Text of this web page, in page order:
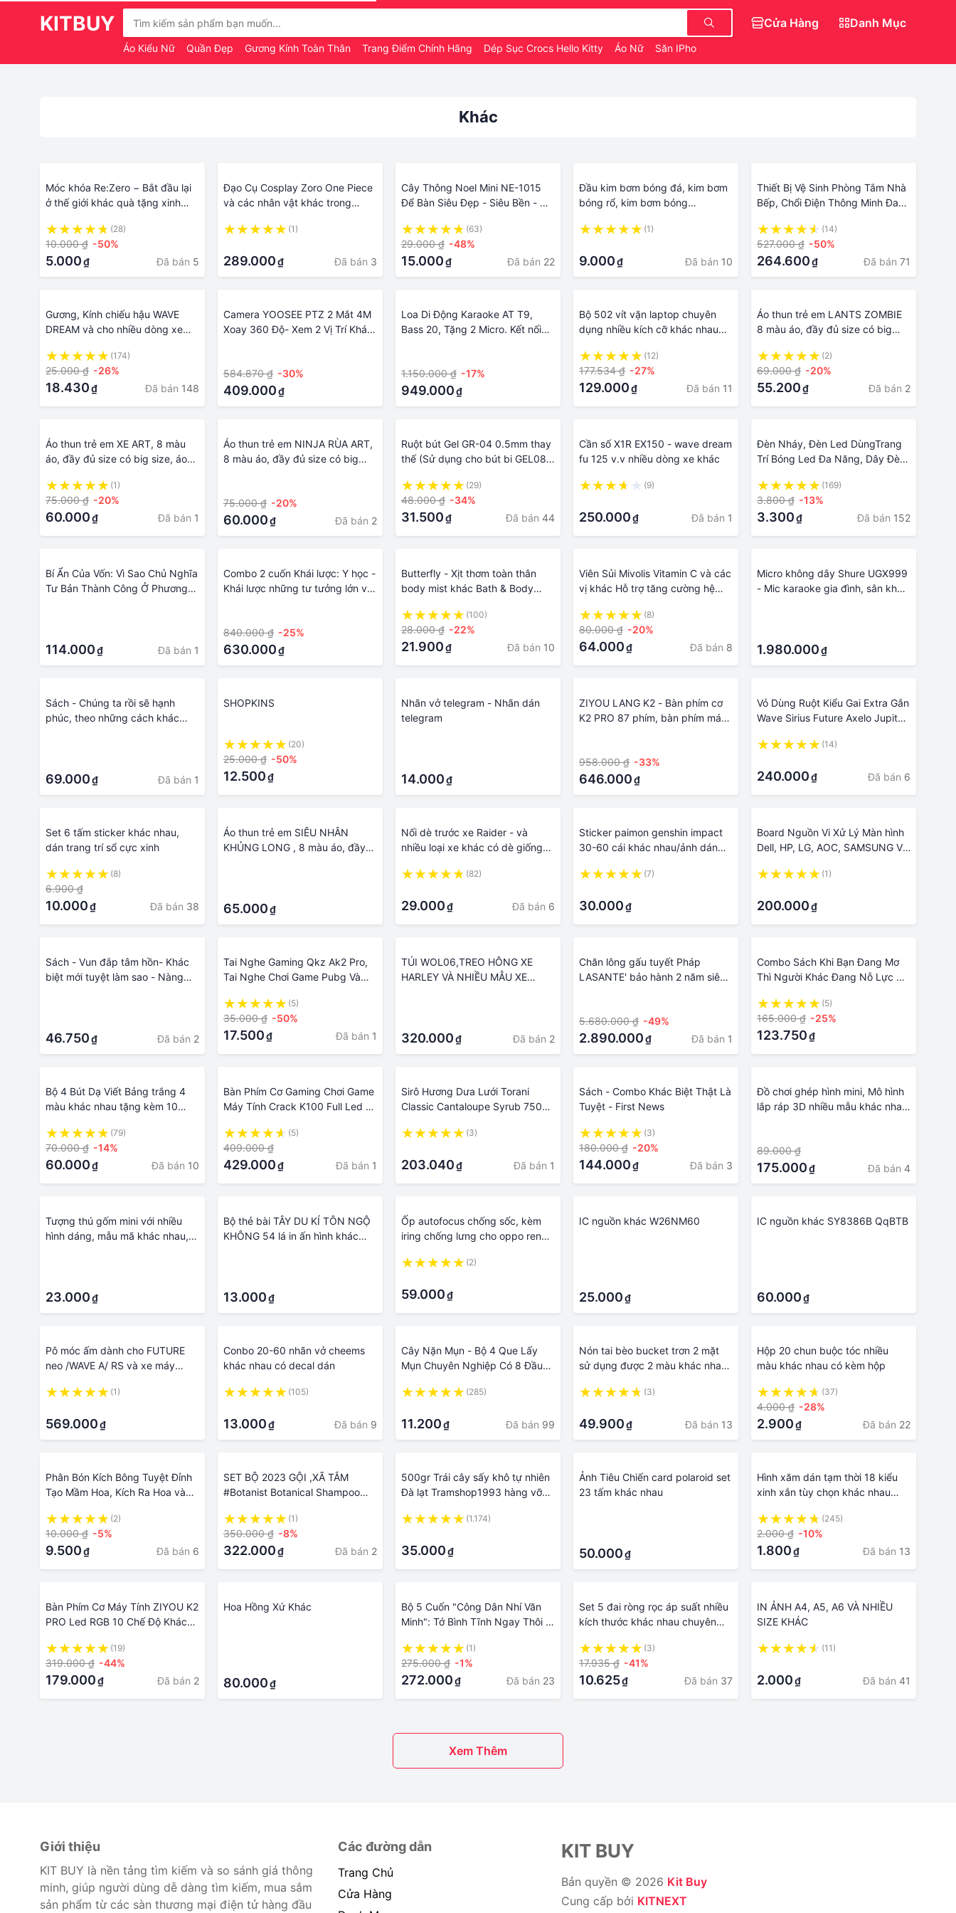
KITBUY
Áo Kiểu Nữ Quần Đẹp Gương Kính Toàn Thân Trang Điểm Chính Hãng Dép Sục Crocs Hello Kitty Áo Nữ Săn IPhone 0 Đồng
Cửa Hàng Danh Mục
Khác
Móc khóa Re:Zero − Bắt đầu lại
ở thế giới khác quà tặng xinh
chibi
(28)
10.000 ₫ -50%
5.000₫ Đã bán 5
Đạo Cụ Cosplay Zoro One Piece
và các nhân vật khác trong
đẹp mắt
(1)
289.000₫ Đã bán 3
Cây Thông Noel Mini NE-1015
Để Bàn Siêu Đẹp - Siêu Bền - Có
Thước Khác Nhau
(63)
29.000 ₫ -48%
15.000₫ Đã bán 22
Đầu kim bơm bóng đá, kim bơm
bóng rổ, kim bơm bóng
(1)
9.000₫ Đã bán 10
Thiết Bị Vệ Sinh Phòng Tắm Nhà
Bếp, Chổi Điện Thông Minh Đa
Vết Bẩn 360 Độ, Tặng Kèm 3
Đầu Chổi Khác Nhau Cọ Sạch
Vết Bẩn Cứng Đầu
(14)
527.000 ₫ -50%
264.600₫ Đã bán 71
Gương, Kính chiếu hậu WAVE
DREAM và cho nhiều dòng xe
kính 10mm ren thuận cả 2 bên.
(174)
25.000 ₫ -26%
18.430₫ Đã bán 148
Camera YOOSEE PTZ 2 Mắt 4M
Xoay 360 Độ- Xem 2 Vị Trí Khác
Ba
584.870 ₫ -30%
409.000₫
Loa Di Động Karaoke AT T9,
Bass 20, Tặng 2 Micro. Kết nối
1.150.000 ₫ -17%
949.000₫
Bộ 502 vít vặn laptop chuyên
dụng nhiều kích cỡ khác nhau
(12)
177.534 ₫ -27%
129.000₫ Đã bán 11
Áo thun trẻ em LANTS ZOMBIE
8 màu áo, đầy đủ size có big
SHOP
(2)
69.000 ₫ -20%
55.200₫ Đã bán 2
Áo thun trẻ em XE ART, 8 màu
áo, đầy đủ size có big size, áo
nhắn shop
(1)
75.000 ₫ -20%
60.000₫ Đã bán 1
Áo thun trẻ em NINJA RÙA ART,
8 màu áo, đầy đủ size có big
75.000 ₫ -20%
60.000₫ Đã bán 2
Ruột bút Gel GR-04 0.5mm thay
thế (Sử dụng cho bút bi GEL08,
GEL Thiên long nắp đậy khác
(29)
48.000 ₫ -34%
31.500₫ Đã bán 44
Cần số X1R EX150 - wave dream
fu 125 v.v nhiều dòng xe khác
(9)
250.000₫ Đã bán 1
Đèn Nháy, Đèn Led DùngTrang
Trí Bóng Led Đa Năng, Dây Đèn
Nhau
(169)
3.800 ₫ -13%
3.300₫ Đã bán 152
Bí Ẩn Của Vốn: Vì Sao Chủ Nghĩa
Tư Bản Thành Công Ở Phương
114.000₫ Đã bán 1
Combo 2 cuốn Khái lược: Y học -
Khái lược những tư tưởng lớn và
840.000 ₫ -25%
630.000₫
Butterfly - Xịt thơm toàn thân
body mist khác Bath & Body
(100)
28.000 ₫ -22%
21.900₫ Đã bán 10
Viên Sủi Mivolis Vitamin C và các
vị khác Hỗ trợ tăng cường hệ
(8)
80.000 ₫ -20%
64.000₫ Đã bán 8
Micro không dây Shure UGX999
- Mic karaoke gia đình, sân khấu
ghép với các thiết bị âm thanh
khác - Hàng nhập khẩu loại I
1.980.000₫
Sách - Chúng ta rồi sẽ hạnh
phúc, theo những cách khác
69.000₫ Đã bán 1
SHOPKINS
(20)
25.000 ₫ -50%
12.500₫
Nhãn vở telegram - Nhãn dán
telegram
14.000₫
ZIYOU LANG K2 - Bàn phím cơ
K2 PRO 87 phím, bàn phím máy
958.000 ₫ -33%
646.000₫
Vỏ Dùng Ruột Kiểu Gai Extra Gắn
Wave Sirius Future Axelo Jupiter
hiệu Quick1
(14)
240.000₫ Đã bán 6
Set 6 tấm sticker khác nhau,
dán trang trí sổ cực xinh
(8)
6.900 ₫
10.000₫ Đã bán 38
Áo thun trẻ em SIÊU NHÂN
KHỦNG LONG , 8 màu áo, đầy
65.000₫
Nối dè trước xe Raider - và
nhiều loại xe khác có dè giống
(82)
29.000₫ Đã bán 6
Sticker paimon genshin impact
30-60 cái khác nhau/ảnh dán
(7)
30.000₫
Board Nguồn Vi Xử Lý Màn hình
Dell, HP, LG, AOC, SAMSUNG Và
17"|19"|20"|22"|24"|27" inch Gía
(1)
200.000₫
Sách - Vun đắp tâm hồn- Khác
biệt mới tuyệt làm sao - Nàng
46.750₫ Đã bán 2
Tai Nghe Gaming Qkz Ak2 Pro,
Tai Nghe Chơi Game Pubg Và
Bass, Dây Chống Rối, Có Mic
Đàm Thoại
(5)
35.000 ₫ -50%
17.500₫ Đã bán 1
TÚI WOL06,TREO HÔNG XE
HARLEY VÀ NHIỀU MẪU XE
320.000₫ Đã bán 2
Chăn lông gấu tuyết Pháp
LASANTE' bảo hành 2 năm siêu
nhau, chăn đông
5.680.000 ₫ -49%
2.890.000₫ Đã bán 1
Combo Sách Khi Bạn Đang Mơ
Thì Người Khác Đang Nỗ Lực +
- Tái Bản
(5)
165.000 ₫ -25%
123.750₫
Bộ 4 Bút Dạ Viết Bảng trắng 4
màu khác nhau tặng kèm 10
trắng
(79)
70.000 ₫ -14%
60.000₫ Đã bán 10
Bàn Phím Cơ Gaming Chơi Game
Máy Tính Crack K100 Full Led 10
(5)
409.000 ₫
429.000₫ Đã bán 1
Sirô Hương Dưa Lưới Torani
Classic Cantaloupe Syrub 750ml
Mocktails, Soda Ý & Thức Uống
(3)
203.040₫ Đã bán 1
Sách - Combo Khác Biệt Thật Là
Tuyệt - First News
(3)
180.000 ₫ -20%
144.000₫ Đã bán 3
Đồ chơi ghép hình mini, Mô hình
lắp ráp 3D nhiều mẫu khác nhau,
89.000 ₫
175.000₫ Đã bán 4
Tượng thú gốm mini với nhiều
hình dáng, mẫu mã khác nhau,
ngẫu nhiên hoặc chat với shop
để chọn mẫu. Giao từ HCM
23.000₫
Bộ thẻ bài TÂY DU KÍ TÔN NGỘ
KHÔNG 54 lá in ấn hình khác
13.000₫
Ốp autofocus chống sốc, kèm
iring chống lưng cho oppo reno
(2)
59.000₫
IC nguồn khác W26NM60
25.000₫
IC nguồn khác SY8386B QqBTB
60.000₫
Pô móc ấm dành cho FUTURE
neo /WAVE A/ RS và xe máy
(1)
569.000₫
Conbo 20-60 nhãn vở cheems
khác nhau có decal dán
(105)
13.000₫ Đã bán 9
Cây Nặn Mụn - Bộ 4 Que Lấy
Mụn Chuyên Nghiệp Có 8 Đầu
(285)
11.200₫ Đã bán 99
Nón tai bèo bucket trơn 2 mặt
sử dụng được 2 màu khác nhau,
Hạnh Dương
(3)
49.900₫ Đã bán 13
Hộp 20 chun buộc tóc nhiều
màu khác nhau có kèm hộp
(37)
4.000 ₫ -28%
2.900₫ Đã bán 22
Phân Bón Kích Bông Tuyệt Đỉnh
Tạo Mầm Hoa, Kích Ra Hoa và
cây hoa Lan, Hoa Cây Kiểng
Khác
(2)
10.000 ₫ -5%
9.500₫ Đã bán 6
SET BỘ 2023 GỘI ,XÃ TẮM
#Botanist Botanical Shampoo
nhau/Apricot & jasmine/Apple
(1)
350.000 ₫ -8%
322.000₫ Đã bán 2
500gr Trái cây sấy khô tự nhiên
Đà lạt Tramshop1993 hàng vỡ
(1.174)
35.000₫
Ảnh Tiêu Chiến card polaroid set
23 tấm khác nhau
50.000₫
Hình xăm dán tạm thời 18 kiểu
xinh xắn tùy chọn khác nhau
(245)
2.000 ₫ -10%
1.800₫ Đã bán 13
Bàn Phím Cơ Máy Tính ZIYOU K2
PRO Led RGB 10 Chế Độ Khác
Phòng phù hợp tất cả loai máy
(19)
319.000 ₫ -44%
179.000₫ Đã bán 2
Hoa Hồng Xứ Khác
80.000₫
Bộ 5 Cuốn "Công Dân Nhí Văn
Minh": Tớ Bình Tĩnh Ngay Thôi +
Năng Lực Của Tớ + Tớ Giữ Niềm
Hy Vọng + Công Chúa Không-
Hoàn-Hảo Và Chú Rồng Không-
Khủng-Khiếp
(1)
275.000 ₫ -1%
272.000₫ Đã bán 23
Set 5 đai ròng rọc áp suất nhiều
kích thước khác nhau chuyên
(3)
17.935 ₫ -41%
10.625₫ Đã bán 37
IN ẢNH A4, A5, A6 VÀ NHIỀU
SIZE KHÁC
(11)
2.000₫ Đã bán 41
Xem Thêm
Giới thiệu
KIT BUY là nền tảng tìm kiếm và so sánh giá thông
minh, giúp người dùng dễ dàng tìm kiếm, mua sắm
sản phẩm từ các sàn thương mại điện tử hàng đầu
Các đường dẫn
Trang Chủ
Cửa Hàng
KIT BUY
Bản quyền © 2026 Kit Buy
Cung cấp bởi KITNEXT